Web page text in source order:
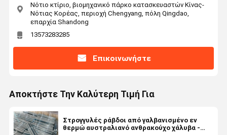
Νότιο κτίριο, βιομηχανικό πάρκο κατασκευαστών Κίνας-
Νότιας Κορέας, περιοχή Chengyang, πόλη Qingdao,
επαρχία Shandong
13573283285
Επικοινωνήστε
Αποκτήστε Την Καλύτερη Τιμή Για
Στρογγυλές ράβδοι από γαλβανισμένο εν
θερμώ αυστραλιανό ανθρακούχο χάλυβα -